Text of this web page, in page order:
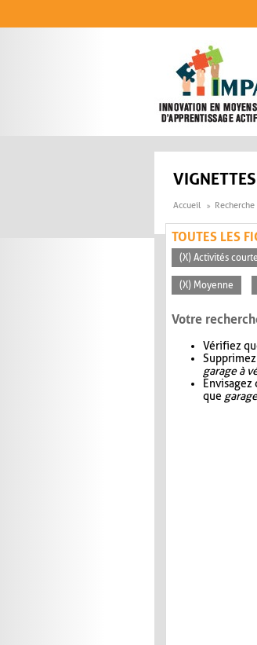
Accueil Recherche
TOUTES LES
(X) Activités
(X) Moyenne
Votre
Vérifiez
garage à
que